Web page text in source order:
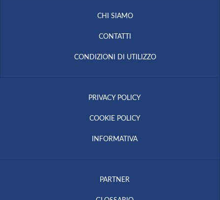
CHI SIAMO
CONTATTI
CONDIZIONI DI UTILIZZO
PRIVACY POLICY
COOKIE POLICY
INFORMATIVA
PARTNER